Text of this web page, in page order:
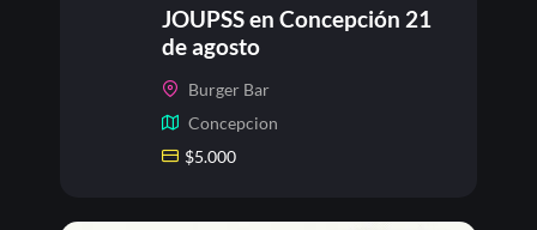
JOUPSS en Concepción 21
de agosto
Burger Bar
Concepcion
$5.000